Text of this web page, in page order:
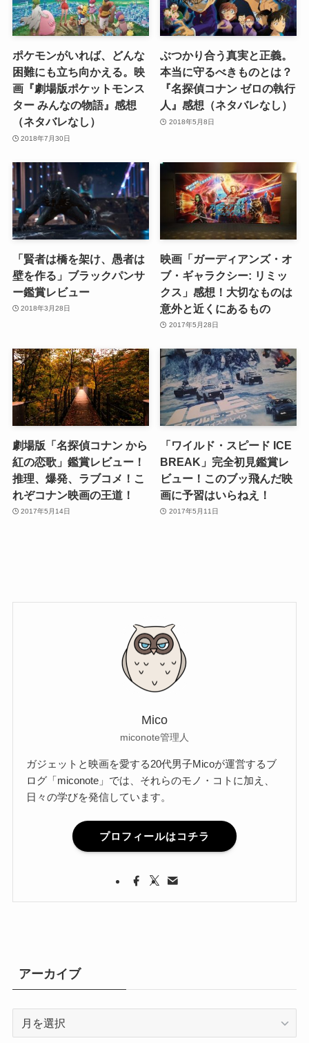
ポケモンがいれば、どんな
困難にも立ち向かえる。映
画『劇場版ポケットモンス
ター みんなの物語』感想
（ネタバレなし）
2018年7月30日
ぶつかり合う真実と正義。
本当に守るべきものとは？
『名探偵コナン ゼロの執行
人』感想（ネタバレなし）
2018年5月8日
「賢者は橋を架け、愚者は
壁を作る」ブラックパンサ
ー鑑賞レビュー
2018年3月28日
映画「ガーディアンズ・オ
ブ・ギャラクシー: リミッ
クス」感想！大切なものは
意外と近くにあるもの
2017年5月28日
劇場版「名探偵コナン から
紅の恋歌」鑑賞レビュー！
推理、爆発、ラブコメ！こ
れぞコナン映画の王道！
2017年5月14日
「ワイルド・スピード ICE
BREAK」完全初見鑑賞レ
ビュー！このブッ飛んだ映
画に予習はいらねえ！
2017年5月11日
Mico
miconote管理人
ガジェットと映画を愛する20代男子Micoが運営するブ
ログ「miconote」では、それらのモノ・コトに加え、
日々の学びを発信しています。
プロフィールはコチラ
アーカイブ